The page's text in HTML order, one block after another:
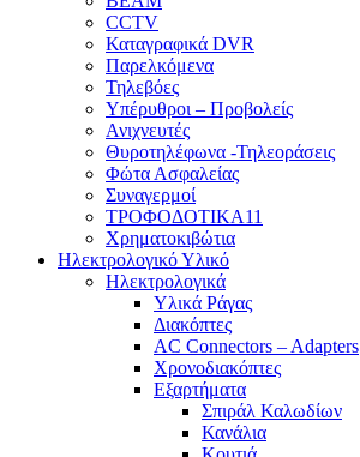
CCTV
Καταγραφικά DVR
Παρελκόμενα
Τηλεβόες
Υπέρυθροι – Προβολείς
Ανιχνευτές
Θυροτηλέφωνα -Τηλεοράσεις
Φώτα Ασφαλείας
Συναγερμοί
ΤΡΟΦΟΔΟΤΙΚΑ11
Χρηματοκιβώτια
Ηλεκτρολογικό Υλικό
Ηλεκτρολογικά
Υλικά Ράγας
Διακόπτες
AC Connectors – Adapters
Χρονοδιακόπτες
Εξαρτήματα
Σπιράλ Καλωδίων
Κανάλια